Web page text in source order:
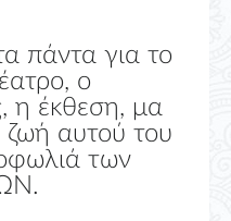
ο
η έκθεση, μα
αυτού του
των